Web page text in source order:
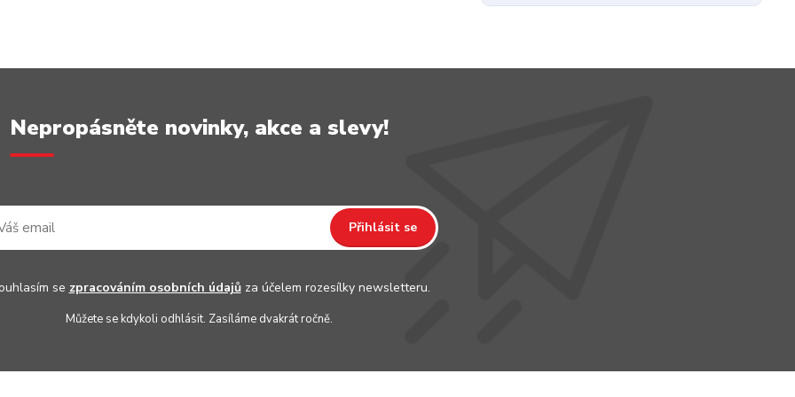
Nepropásněte novinky, akce a slevy!
Přihlásit se
se zpracováním osobních údajůza účelem rozesílky newsletteru.
Můžete se kdykoli odhlásit. Zasíláme dvakrát ročně.